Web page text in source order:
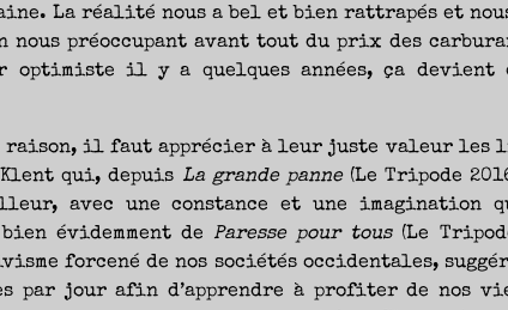
La réalité nous a bel et bien rattrapés et
nous préoccupant avant tout du prix des
optimiste il y a quelques années, ça devient
raison, il faut apprécier à leur juste valeur les
Klent qui, depuis La grande panne(Le Tripode
avec une constance et une imagination
évidemment de Paresse pour tous(Le
forcené de nos sociétés occidentales,
jour afin d’apprendre à profiter de nos